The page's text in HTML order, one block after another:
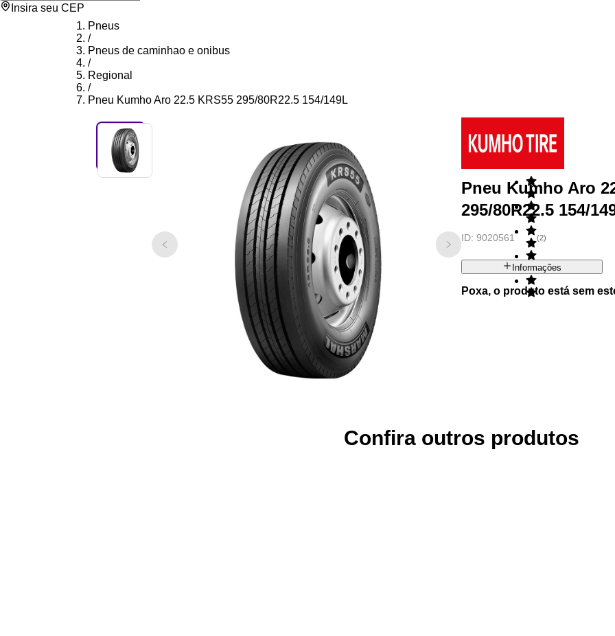
Insira seu CEP
Pneus
/
Pneus de caminhao e onibus
/
Regional
/
Pneu Kumho Aro 22.5 KRS55 295/80R22.5 154/149L
Pneu Kumho Aro
295/80R22.5 154/
ID: 9020561 (2)
Informações
Poxa, o produto está sem
Confira outros produtos